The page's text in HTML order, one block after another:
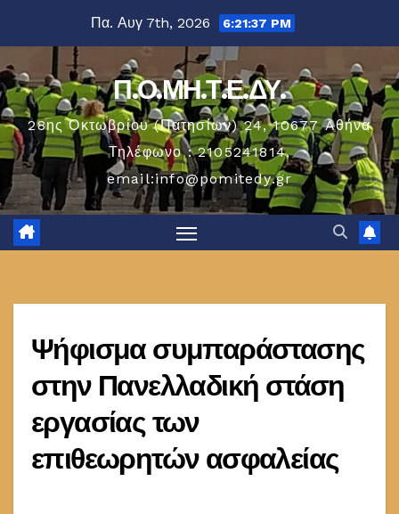
περιεχόμενο
Πα. Αυγ 7th, 2026 6:21:38 PM
Π.Ο.ΜΗ.Τ.Ε.ΔΥ.
28ης Οκτωβρίου (Πατησίων) 24, 10677 Aθήνα
Τηλέφωνο : 2105241814,
email:info@pomitedy.gr
Ψήφισμα συμπαράστασης
στην Πανελλαδική στάση
εργασίας των
επιθεωρητών ασφαλείας